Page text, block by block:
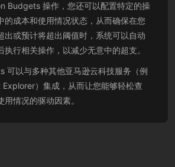
Budgets 操作，您还可以配置特定的操
的成本和使用情况状态，从而确保在您
出或预计将超出阈值时，系统可以自动
执行相关操作，以减少无意中的超支。
可以与多种其他亚马逊云科技服务（例
）集成，从而让您能够轻松查
情况的驱动因素。